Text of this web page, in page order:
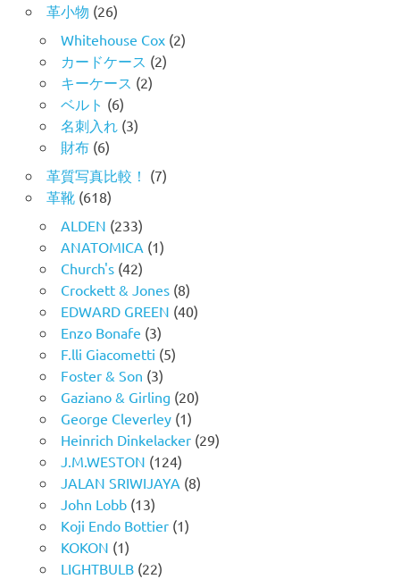
革小物 (26)
Whitehouse Cox(2)
カードケース (2)
キーケース (2)
ベルト (6)
名刺入れ (3)
財布(6)
革質写真比較！ (7)
革靴(618)
ALDEN (233)
ANATOMICA (1)
Church's(42)
Crockett & Jones(8)
EDWARD GREEN (40)
Enzo Bonafe (3)
F.lli Giacometti (5)
Foster & Son (3)
Gaziano & Girling (20)
George Cleverley(1)
Heinrich Dinkelacker(29)
J.M.WESTON (124)
JALAN SRIWIJAYA (8)
John Lobb(13)
Koji Endo Bottier(1)
KOKON (1)
LIGHTBULB(22)